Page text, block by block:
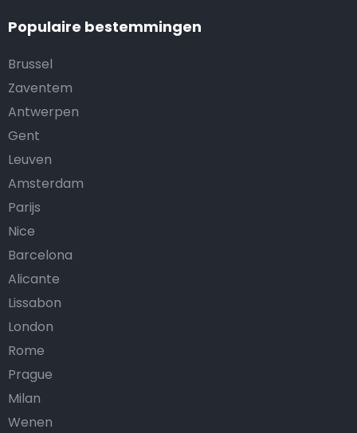
Populaire bestemmingen
Brussel
Zaventem
Antwerpen
Gent
Leuven
Amsterdam
Parijs
Nice
Barcelona
Alicante
Lissabon
London
Rome
Prague
Milan
Wenen